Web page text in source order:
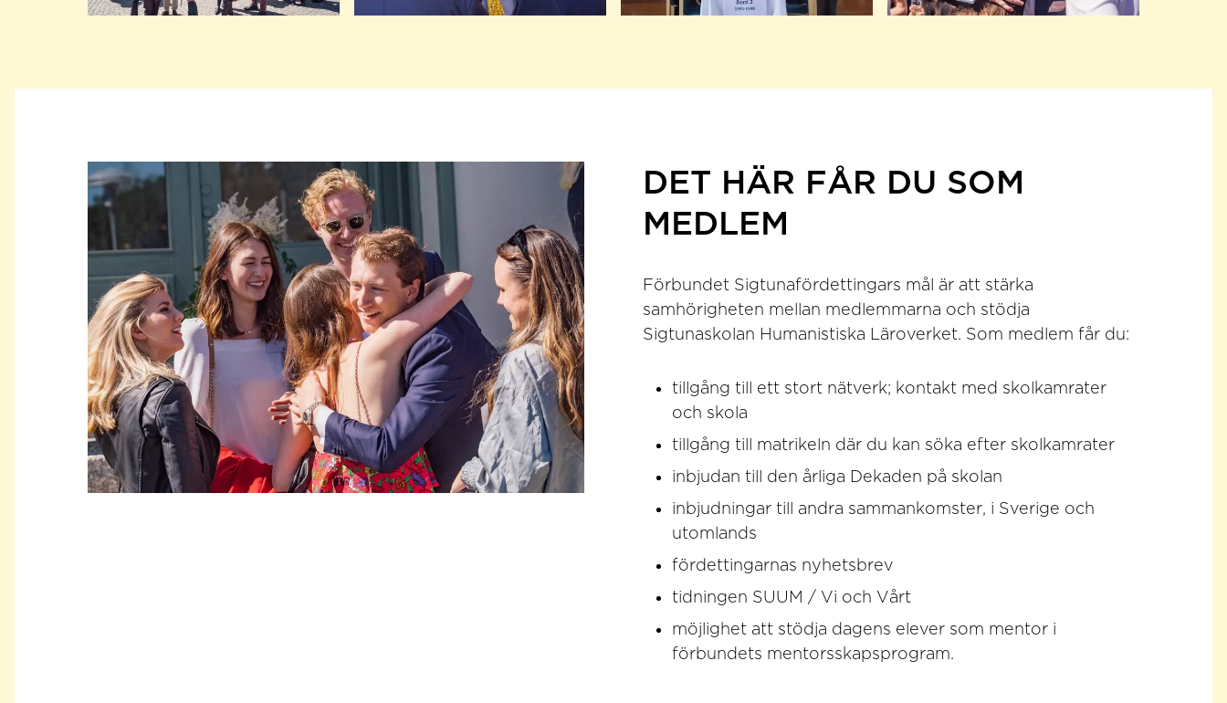
DET HÄR FÅR DU SOM
MEDLEM
Förbundet Sigtunafördettingars mål är att stärka
samhörigheten mellan medlemmarna och stödja
Sigtunaskolan Humanistiska Läroverket. Som medlem får du:
tillgång till ett stort nätverk; kontakt med skolkamrater
och skola
tillgång till matrikeln där du kan söka efter skolkamrater
inbjudan till den årliga Dekaden på skolan
inbjudningar till andra sammankomster, i Sverige och
utomlands
fördettingarnas nyhetsbrev
tidningen SUUM / Vi och Vårt
möjlighet att stödja dagens elever som mentor i
förbundets mentorsskapsprogram.